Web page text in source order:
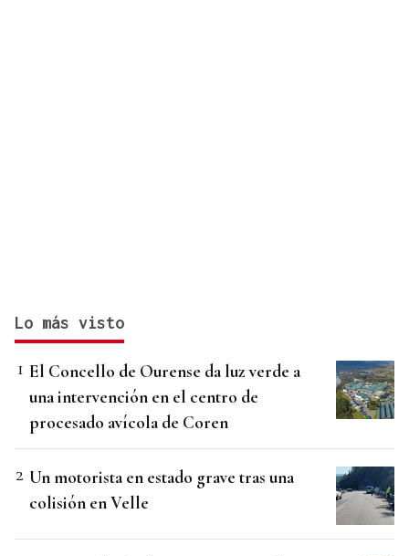
Lo más visto
El Concello de Ourense da luz verde a
una intervención en el centro de
procesado avícola de Coren
Un motorista en estado grave tras una
colisión en Velle